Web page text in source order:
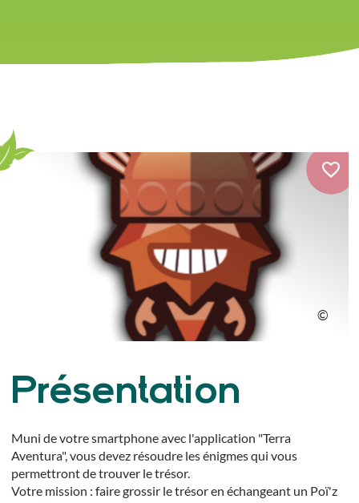
Présentation
Muni de votre smartphone avec l'application "Terra
Aventura", vous devez résoudre les énigmes qui vous
permettront de trouver le trésor.
Votre mission : faire grossir le trésor en échangeant un Poï'z